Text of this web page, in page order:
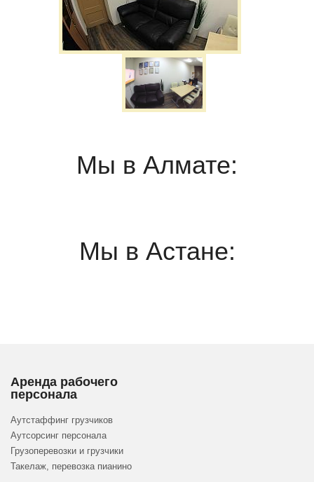
Мы в Алмате:
Мы в Астане:
Аренда рабочего
персонала
Аутстаффинг грузчиков
Аутсорсинг персонала
Грузоперевозки и грузчики
Такелаж, перевозка пианино